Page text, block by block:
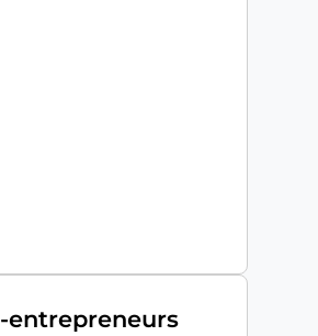
entrepreneurs